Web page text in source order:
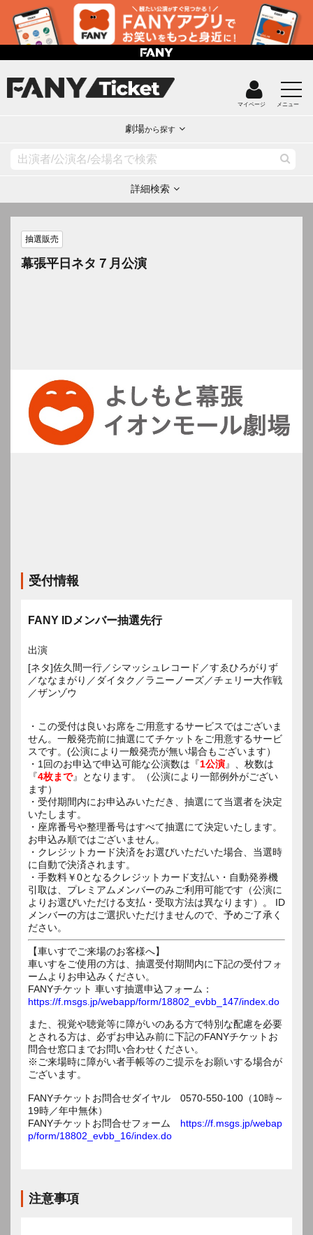
マイページ メニュー
劇場から探す
詳細検索
抽選販売
幕張平日ネタ７月公演
受付情報
FANY IDメンバー抽選先行
出演
[ネタ]佐久間一行／シマッシュレコード／すゑひろがりず
／ななまがり／ダイタク／ラニーノーズ／チェリー大作戦
／ザンゾウ
・この受付は良いお席をご用意するサービスではございま
せん。一般発売前に抽選にてチケットをご用意するサービ
スです。(公演により一般発売が無い場合もございます）
・1回のお申込で申込可能な公演数は『1公演』、枚数は
『4枚まで』となります。（公演により一部例外がござい
ます）
・受付期間内にお申込みいただき、抽選にて当選者を決定
いたします。
・座席番号や整理番号はすべて抽選にて決定いたします。
お申込み順ではございません。
・クレジットカード決済をお選びいただいた場合、当選時
に自動で決済されます。
・手数料￥0となるクレジットカード支払い・自動発券機
引取は、プレミアムメンバーのみご利用可能です（公演に
よりお選びいただける支払・受取方法は異なります）。 ID
メンバーの方はご選択いただけませんので、予めご了承く
ださい。
【車いすでご来場のお客様へ】
車いすをご使用の方は、抽選受付期間内に下記の受付フォ
ームよりお申込みください。
FANYチケット 車いす抽選申込フォーム：
https://f.msgs.jp/webapp/form/18802_evbb_147/index.do
また、視覚や聴覚等に障がいのある方で特別な配慮を必要
とされる方は、必ずお申込み前に下記のFANYチケットお
問合せ窓口までお問い合わせください。
※ご来場時に障がい者手帳等のご提示をお願いする場合が
ございます。
FANYチケットお問合せダイヤル 0570-550-100（10時～
19時／年中無休）
FANYチケットお問合せフォーム https://f.msgs.jp/webap
p/form/18802_evbb_16/index.do
注意事項